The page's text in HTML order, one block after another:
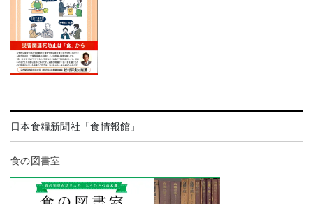
日本食糧新聞社「食情報館」
食の図書室